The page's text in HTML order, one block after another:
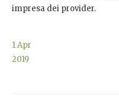
impresa dei provider.
1Apr
2019